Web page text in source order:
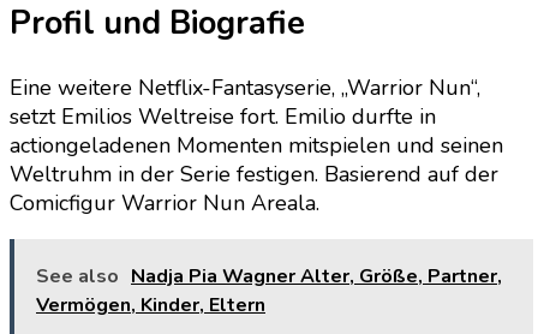
Profil und Biografie
Eine weitere Netflix-Fantasyserie, „Warrior Nun“,
setzt Emilios Weltreise fort. Emilio durfte in
actiongeladenen Momenten mitspielen und seinen
Weltruhm in der Serie festigen. Basierend auf der
Comicfigur Warrior Nun Areala.
See also Nadja Pia Wagner Alter, Größe, Partner,
Vermögen, Kinder, Eltern